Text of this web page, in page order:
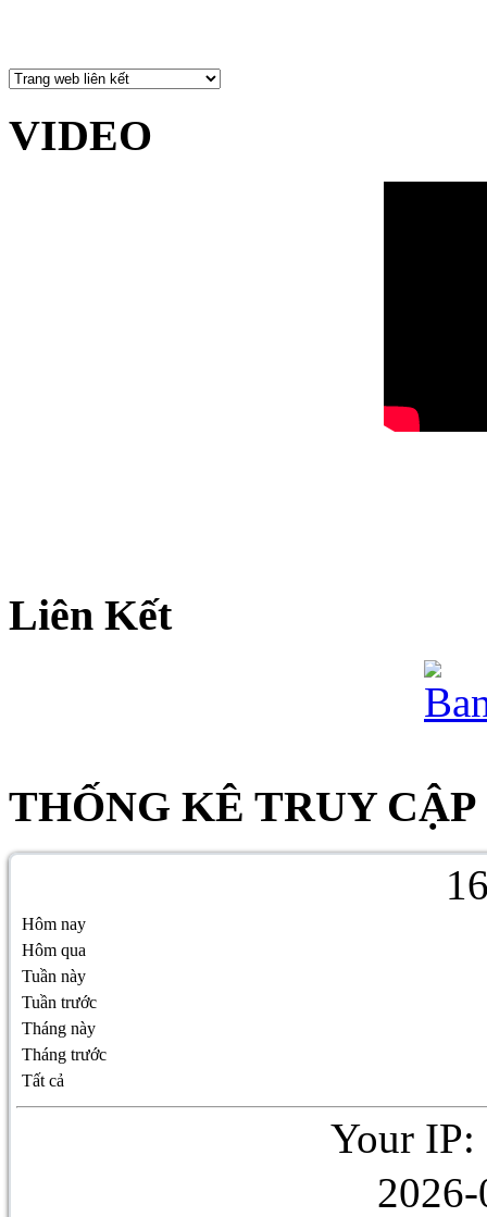
VIDEO
Liên Kết
THỐNG KÊ TRUY CẬP
1
Hôm nay
Hôm qua
Tuần này
Tuần trước
Tháng này
Tháng trước
Tất cả
Your IP: